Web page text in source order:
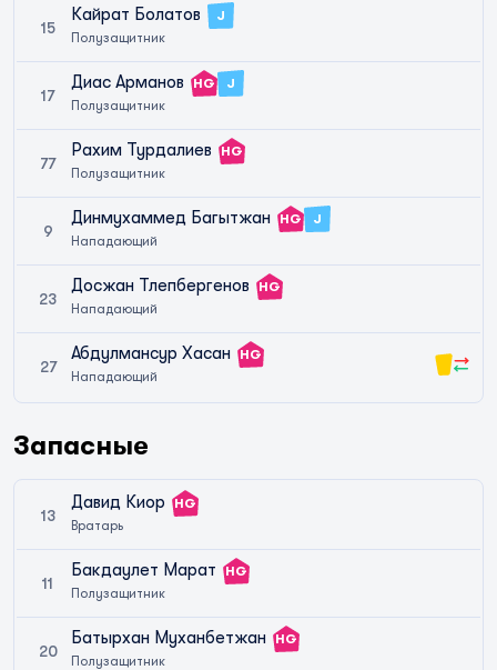
15
Кайрат Болатов
Полузащитник
J
17
Диас Арманов
Полузащитник
HG J
77
Рахим Турдалиев
Полузащитник
HG
9
Динмухаммед Багытжан
Нападающий
HG J
23
Досжан Тлепбергенов
Нападающий
HG
27
Абдулмансур Хасан
Нападающий
HG
Запасные
13
Давид Киор
Вратарь
HG
11
Бакдаулет Марат
Полузащитник
HG
20
Батырхан Муханбетжан
Полузащитник
HG